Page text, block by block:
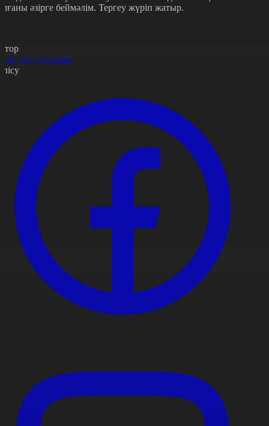
әзірге беймәлім. Тергеу жүріп жатыр.
Төлегенқызы